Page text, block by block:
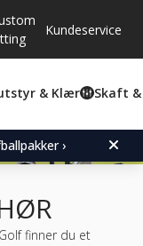
Kundeservice
& Klær Skaft &
›
finner du et